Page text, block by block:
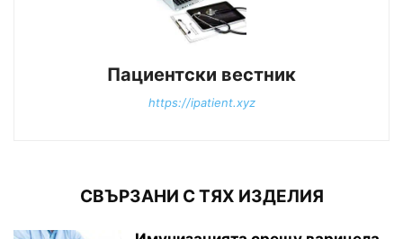
Пациентски вестник
https://ipatient.xyz
СВЪРЗАНИ С ТЯХ ИЗДЕЛИЯ